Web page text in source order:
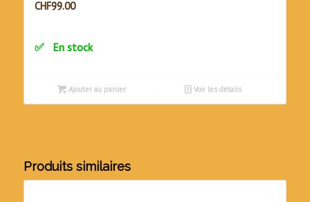
CHF99.00
En stock
Ajouter au panier Voir les détails
Produits similaires